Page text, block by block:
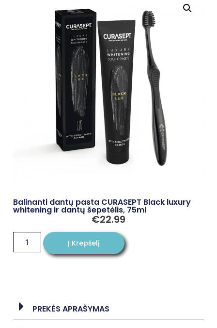
Balinanti dantų pasta CURASEPT Black luxury
whitening ir dantų šepetėlis, 75ml
€22.99
PREKĖS APRAŠYMAS
Į Krepšelį